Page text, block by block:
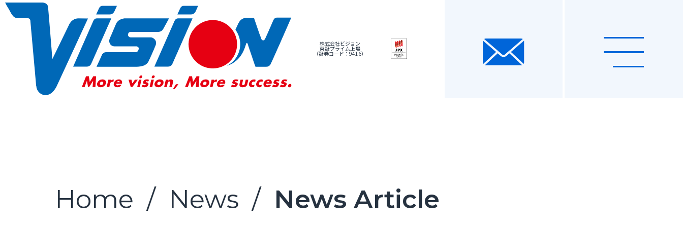
株式会社ビジョン
東証プライム上場
（証券コード：9416）
Home / News / News Article